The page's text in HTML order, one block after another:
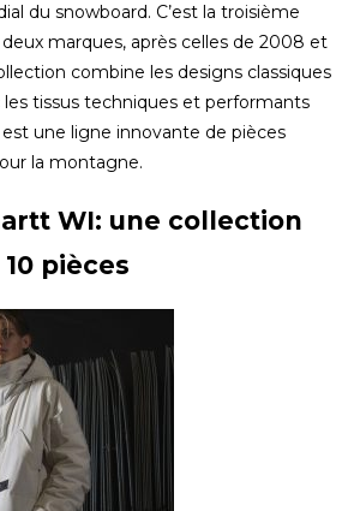
du snowboard. C’est la troisième
marques, après celles de 2008 et
combine les designs classiques
tissus techniques et performants
une ligne innovante de pièces
la montagne.
WI: une collection
pièces